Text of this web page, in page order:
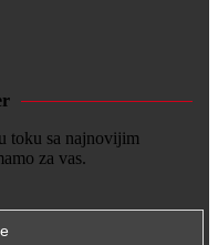
toku sa najnovijim
za vas.